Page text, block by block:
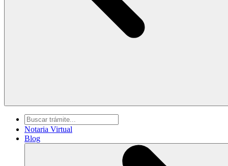
Notaria Virtual
Blog